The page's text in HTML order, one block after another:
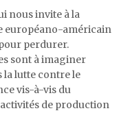
nous invite à la
européano-américain
perdurer.
sont à imaginer
la lutte contre le
vis-à-vis du
de production